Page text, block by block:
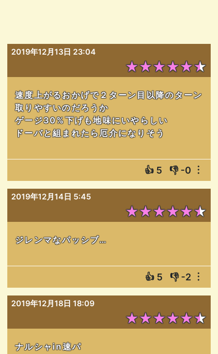
2019年12月13日 23:04
★★★★★★
速度上がるおかげで２ターン目以降のターン
取りやすいのだろうか
ゲージ30%下げも地味にいやらしい
ドーバと組まれたら厄介になりそう
👍 5 👎 -0 ︙
2019年12月14日 5:45
★★★★★★
ジレンマなパッシブ…
👍 5 👎 -2 ︙
2019年12月18日 18:09
★★★★★★
ナルシャin速パ